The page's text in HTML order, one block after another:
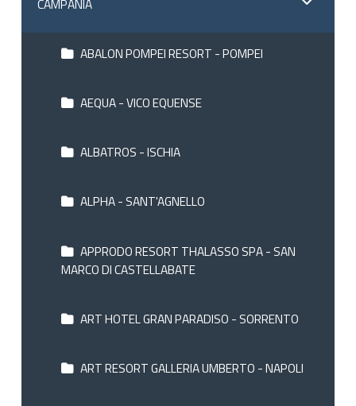
CAMPANIA
ABALON POMPEI RESORT - POMPEI
AEQUA - VICO EQUENSE
ALBATROS - ISCHIA
ALPHA - SANT'AGNELLO
APPRODO RESORT THALASSO SPA - SAN
MARCO DI CASTELLABATE
ART HOTEL GRAN PARADISO - SORRENTO
ART RESORT GALLERIA UMBERTO - NAPOLI